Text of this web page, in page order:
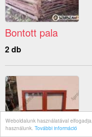
Weboldalunk használatával
használunk. További információ
Bontott pala
2 db